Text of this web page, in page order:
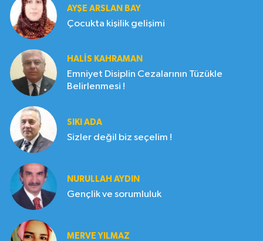
AYŞE ARSLAN BAY
Çocukta kişilik gelişimi
HALIS KAHRAMAN
Emniyet Disiplin Cezalarının Tüzükle
Belirlenmesi !
SIKI ADA
Sizler değil biz seçelim !
NURULLAH AYDIN
Gençlik ve sorumluluk
MERVE YILMAZ